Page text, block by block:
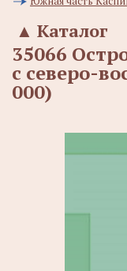
Каталог
▲
35066
с северо-
000)